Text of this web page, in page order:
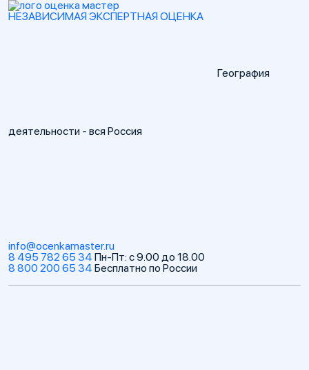
НЕЗАВИСИМАЯ ЭКСПЕРТНАЯ ОЦЕНКА
География
деятельности - вся Россия
info@ocenkamaster.ru
8 495 782 65 34 Пн-Пт: с 9.00 до 18.00
8 800 200 65 34 Бесплатно по России